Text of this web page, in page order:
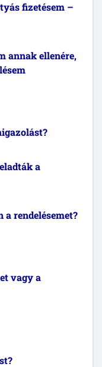
fizetésem –
annak ellenére,
a
rendelésemet?
vagy a